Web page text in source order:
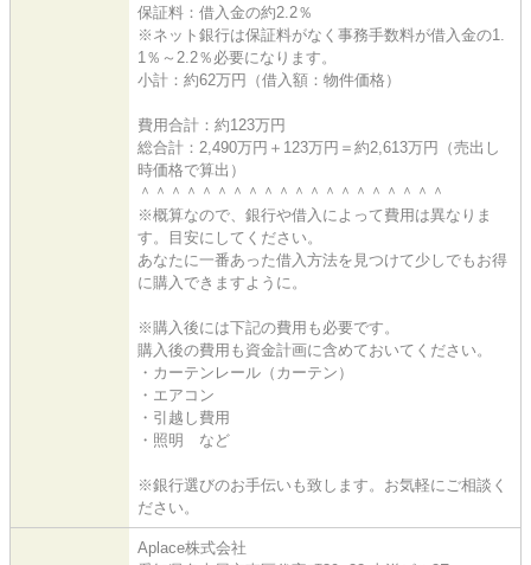
保証料：借入金の約2.2％
※ネット銀行は保証料がなく事務手数料が借入金の1.
1％～2.2％必要になります。
小計：約62万円（借入額：物件価格）
費用合計：約123万円
総合計：2,490万円＋123万円＝約2,613万円（売出し
時価格で算出）
＾＾＾＾＾＾＾＾＾＾＾＾＾＾＾＾＾＾＾＾
※概算なので、銀行や借入によって費用は異なりま
す。目安にしてください。
あなたに一番あった借入方法を見つけて少しでもお得
に購入できますように。
※購入後には下記の費用も必要です。
購入後の費用も資金計画に含めておいてください。
・カーテンレール（カーテン）
・エアコン
・引越し費用
・照明 など
※銀行選びのお手伝いも致します。お気軽にご相談く
ださい。
Aplace株式会社